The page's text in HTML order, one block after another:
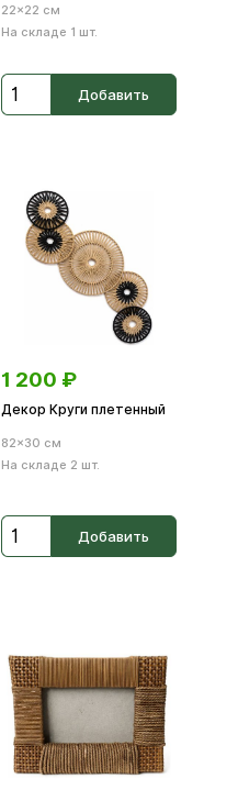
22×22 см
На складе 1 шт.
Добавить
1 200 ₽
Декор Круги плетенный
82×30 см
На складе 2 шт.
Добавить